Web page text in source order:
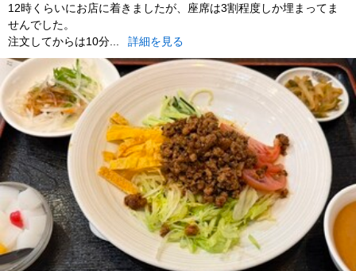
12時くらいにお店に着きましたが、座席は3割程度しか埋まってま
せんでした。
注文してからは10分...
詳細を見る